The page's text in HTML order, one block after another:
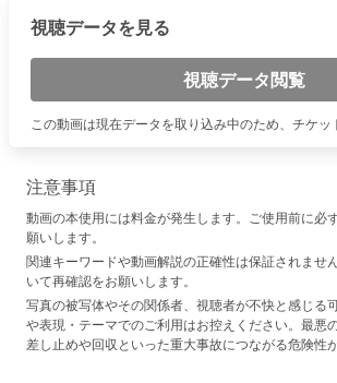
視聴データを見る
視聴データ閲覧
この動画は現在データを取り込み中のため、チケッ
注意事項
動画の本使用には料金が発生します。ご使用前に必
願いします。
関連キーワードや動画解説の正確性は保証されませ
いて再確認をお願いします。
写真の被写体やその関係者、視聴者が不快と感じる
や表現・テーマでのご利用はお控えください。最悪
差し止めや回収といった重大事故につながる危険性